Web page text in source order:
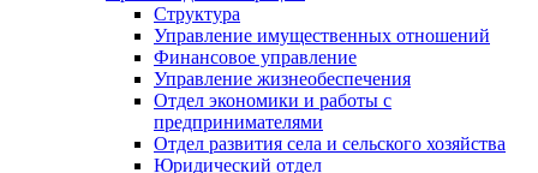
Структура
Управление имущественных отношений
Финансовое управление
Управление жизнеобеспечения
Отдел экономики и работы с
предпринимателями
Отдел развития села и сельского хозяйства
Юридический отдел